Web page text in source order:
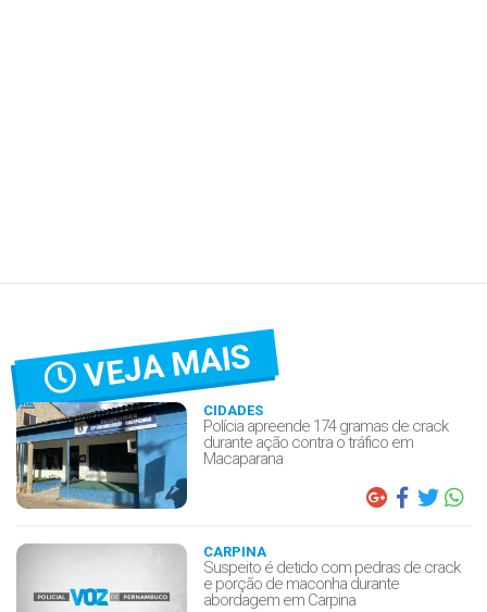
VEJA MAIS
CIDADES
Polícia apreende 174 gramas de crack
durante ação contra o tráfico em
Macaparana
CARPINA
Suspeito é detido com pedras de crack
e porção de maconha durante
abordagem em Carpina